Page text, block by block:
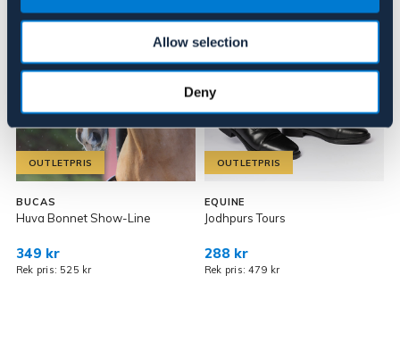
Allow selection
Deny
OUTLETPRIS
BUCAS
Huva Bonnet Show-Line
349 kr
Rek pris: 525 kr
OUTLETPRIS
EQUINE
Jodhpurs Tours
288 kr
Rek pris: 479 kr